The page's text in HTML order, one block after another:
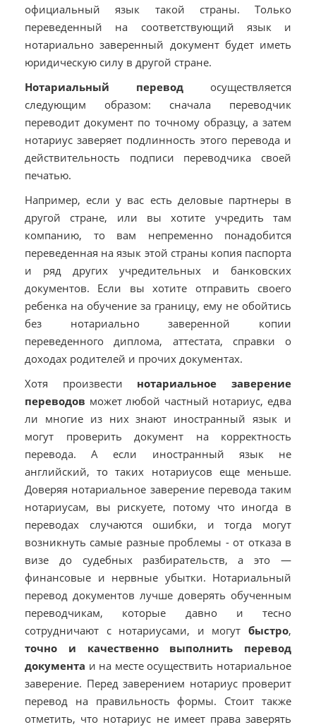
официальный язык такой страны. Только
переведенный на соответствующий язык и
нотариально заверенный документ будет иметь
юридическую силу в другой стране.
Нотариальный перевод осуществляется
следующим образом: сначала переводчик
переводит документ по точному образцу, а затем
нотариус заверяет подлинность этого перевода и
действительность подписи переводчика своей
печатью.
Например, если у вас есть деловые партнеры в
другой стране, или вы хотите учредить там
компанию, то вам непременно понадобится
переведенная на язык этой страны копия паспорта
и ряд других учредительных и банковских
документов. Если вы хотите отправить своего
ребенка на обучение за границу, ему не обойтись
без нотариально заверенной копии
переведенного диплома, аттестата, справки о
доходах родителей и прочих документах.
Хотя произвести нотариальное заверение
переводов может любой частный нотариус, едва
ли многие из них знают иностранный язык и
могут проверить документ на корректность
перевода. А если иностранный язык не
английский, то таких нотариусов еще меньше.
Доверяя нотариальное заверение перевода таким
нотариусам, вы рискуете, потому что иногда в
переводах случаются ошибки, и тогда могут
возникнуть самые разные проблемы - от отказа в
визе до судебных разбирательств, а это —
финансовые и нервные убытки. Нотариальный
перевод документов лучше доверять обученным
переводчикам, которые давно и тесно
сотрудничают с нотариусами, и могут быстро,
точно и качественно выполнить перевод
документа и на месте осуществить нотариальное
заверение. Перед заверением нотариус проверит
перевод на правильность формы. Стоит также
отметить, что нотариус не имеет права заверять